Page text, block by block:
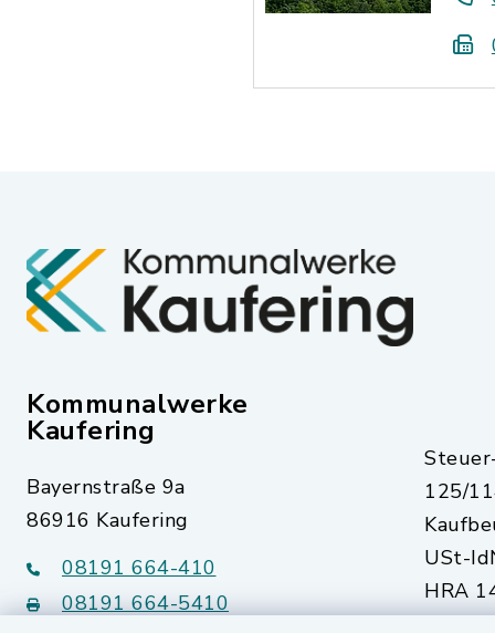
Kommunalwerke
Kaufering
Bayernstraße 9a
86916 Kaufering
08191 664-410
08191 664-5410
125/
USt-
HRA